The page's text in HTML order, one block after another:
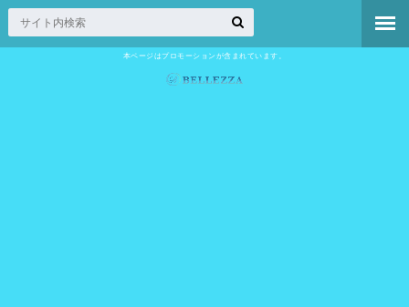
本ページはプロモーションが含まれています。